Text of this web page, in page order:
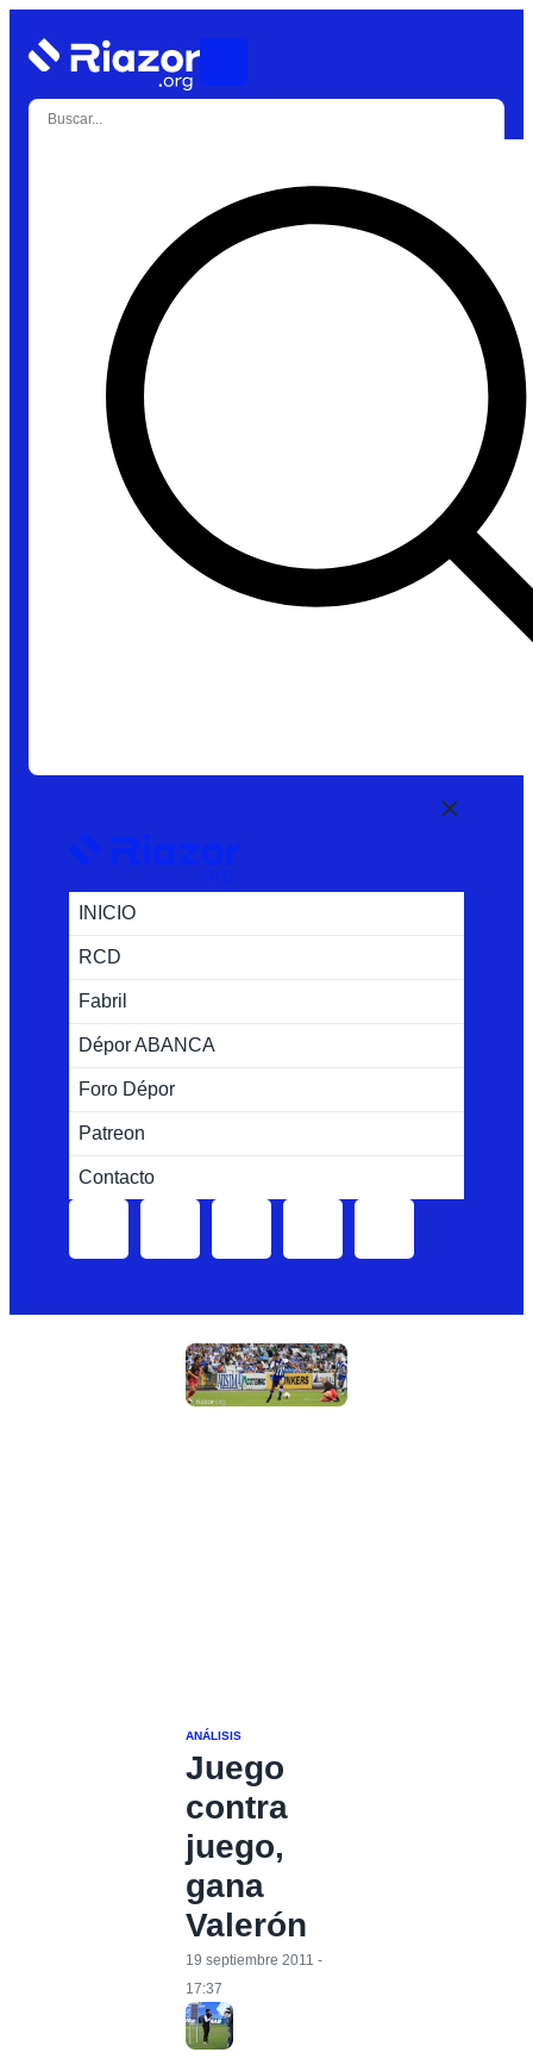
INICIO
RCD
Fabril
Dépor ABANCA
Foro Dépor
Patreon
Contacto
ANÁLISIS
Juego
contra
juego,
gana
Valerón
19 septiembre 2011 -
17:37